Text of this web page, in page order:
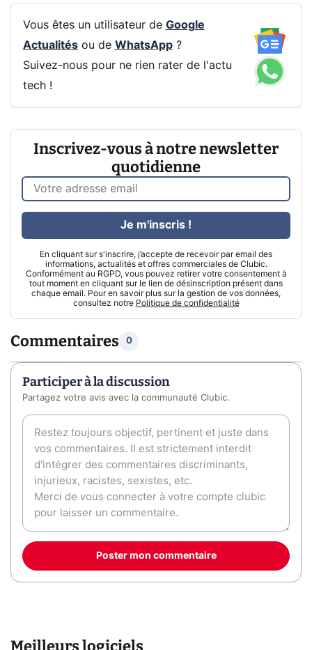
Vous êtes un utilisateur de Google
Actualitésou de WhatsApp?
Suivez-nous pour ne rien rater de l'actu
tech !
Inscrivez-vous à notre newsletter
quotidienne
En cliquant sur s'inscrire, j’accepte de recevoir par email des
informations, actualités et offres commerciales de Clubic.
Conformément au RGPD, vous pouvez retirer votre consentement à
tout moment en cliquant sur le lien de désinscription présent dans
chaque email. Pour en savoir plus sur la gestion de vos données,
consultez notre Politique de confidentialité
Je m'inscris !
Commentaires 0
Participer à la discussion
Partagez votre avis avec la communauté Clubic.
Poster mon commentaire
Meilleurs logiciels